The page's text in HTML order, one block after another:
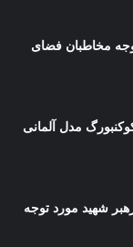
مخاطبان فضای
مدل آلمانی
شهید مورد توجه